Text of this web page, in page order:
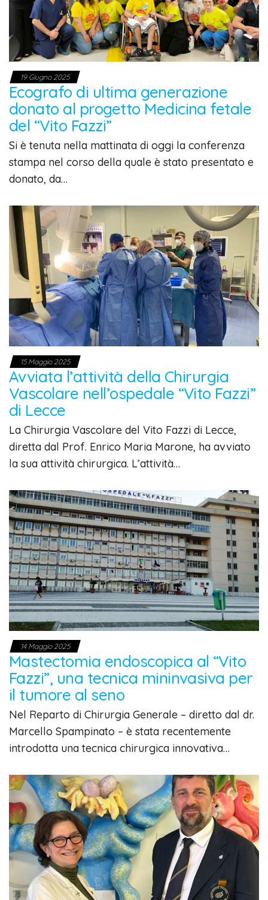
19 Giugno 2025
Ecografo di ultima generazione
donato al progetto Medicina fetale
del “Vito Fazzi”
Si è tenuta nella mattinata di oggi la conferenza
stampa nel corso della quale è stato presentato e
donato, da…
15 Maggio 2025
Avviata l’attività della Chirurgia
Vascolare nell’ospedale “Vito Fazzi”
di Lecce
La Chirurgia Vascolare del Vito Fazzi di Lecce,
diretta dal Prof. Enrico Maria Marone, ha avviato
la sua attività chirurgica. L’attività…
14 Maggio 2025
Mastectomia endoscopica al “Vito
Fazzi”, una tecnica mininvasiva per
il tumore al seno
Nel Reparto di Chirurgia Generale – diretto dal dr.
Marcello Spampinato – è stata recentemente
introdotta una tecnica chirurgica innovativa…